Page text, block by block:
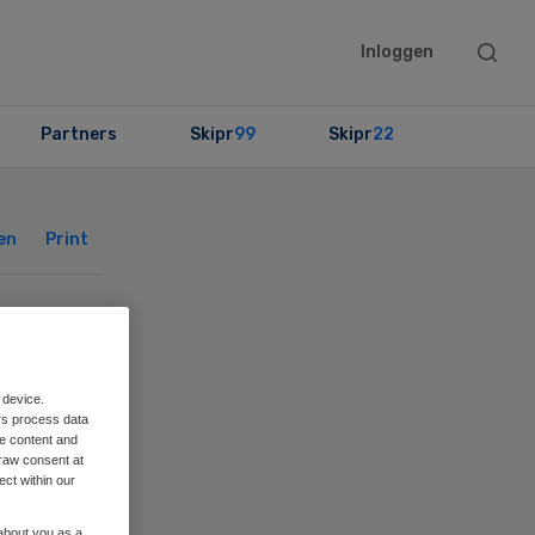
Inloggen
Search
Partners Skipr99 Skipr22
Print
process data
content and
consent at
within our